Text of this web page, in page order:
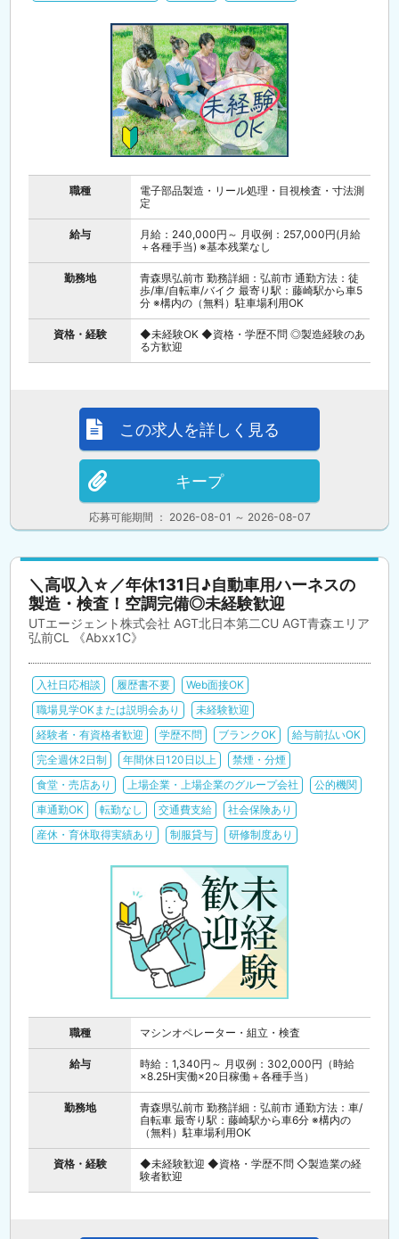
職種
電子部品製造・リール処理・目視検査・寸法測
定
給与
月給：240,000円～ 月収例：257,000円(月給
＋各種手当) ※基本残業なし
勤務地
青森県弘前市 勤務詳細：弘前市 通勤方法：徒
歩/車/自転車/バイク 最寄り駅：藤崎駅から車5
分 ※構内の（無料）駐車場利用OK
資格・経験
◆未経験OK ◆資格・学歴不問 ◎製造経験のあ
る方歓迎
応募可能期間 ： 2026-08-01 ～ 2026-08-07
この求人を詳しく見る
キープ
＼高収入☆／年休131日♪自動車用ハーネスの
製造・検査！空調完備◎未経験歓迎
UTエージェント株式会社 AGT北日本第二CU AGT青森エリア
弘前CL 《Abxx1C》
入社日応相談 履歴書不要
Web面接OK
職場見学OKまたは説明会あり
未経験歓迎
経験者・有資格者歓迎
学歴不問 ブランクOK
給与前払いOK
完全週休2日制
年間休日120日以上
禁煙・分煙
食堂・売店あり
上場企業・上場企業のグループ会社
公的機関
車通勤OK
転勤なし 交通費支給
社会保険あり
産休・育休取得実績あり
制服貸与 研修制度あり
職種 マシンオペレーター・組立・検査
給与
時給：1,340円～ 月収例：302,000円（時給
×8.25H実働×20日稼働＋各種手当）
勤務地
青森県弘前市 勤務詳細：弘前市 通勤方法：車/
自転車 最寄り駅：藤崎駅から車6分 ※構内の
（無料）駐車場利用OK
資格・経験
◆未経験歓迎 ◆資格・学歴不問 ◇製造業の経
験者歓迎